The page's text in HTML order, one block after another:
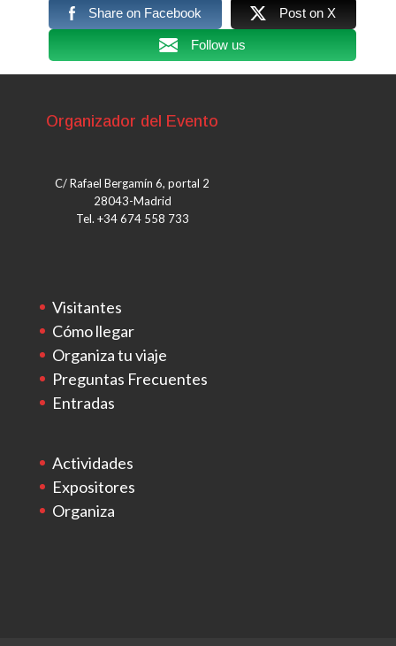
Share on Facebook Post on X
Follow us
Organizador del Evento
C/ Rafael Bergamín 6, portal 2
28043-Madrid
Tel. +34 674 558 733
Visitantes
Cómo llegar
Organiza tu viaje
Preguntas Frecuentes
Entradas
Actividades
Expositores
Organiza